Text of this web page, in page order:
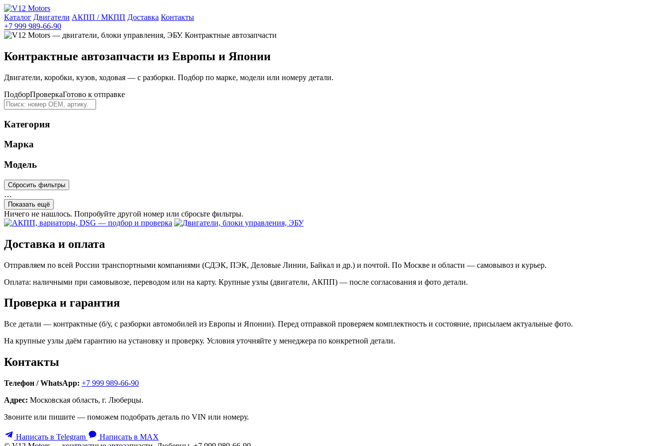
Каталог Двигатели АКПП / МКПП Доставка Контакты
+7 999 989-66-90
Контрактные автозапчасти из Европы и Японии
Двигатели, коробки, кузов, ходовая — с разборки. Подбор по марке, модели или номеру детали.
ПодборПроверкаГотово к отправке
Категория
Марка
Модель
Сбросить фильтры
…
Показать ещё
Ничего не нашлось. Попробуйте другой номер или сбросьте фильтры.
Доставка и оплата
Отправляем по всей России транспортными компаниями (СДЭК, ПЭК, Деловые Линии, Байкал и др.) и почтой. По Москве и области — самовывоз и курьер.
Оплата: наличными при самовывозе, переводом или на карту. Крупные узлы (двигатели, АКПП) — после согласования и фото детали.
Проверка и гарантия
Все детали — контрактные (б/у, с разборки автомобилей из Европы и Японии). Перед отправкой проверяем комплектность и состояние, присылаем актуальные фото.
На крупные узлы даём гарантию на установку и проверку. Условия уточняйте у менеджера по конкретной детали.
Контакты
Телефон / WhatsApp: +7 999 989-66-90
Адрес: Московская область, г. Люберцы.
Звоните или пишите — поможем подобрать деталь по VIN или номеру.
Написать в Telegram
Написать в MAX